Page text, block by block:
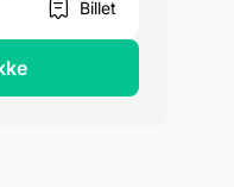
Billet